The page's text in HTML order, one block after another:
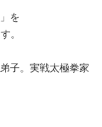
を
。
子。実戦太極拳家